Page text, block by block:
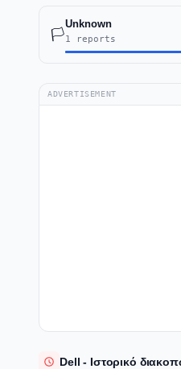
🏳️
Unknown
1 reports
ADVERTISEMENT
Dell - Ιστορικό